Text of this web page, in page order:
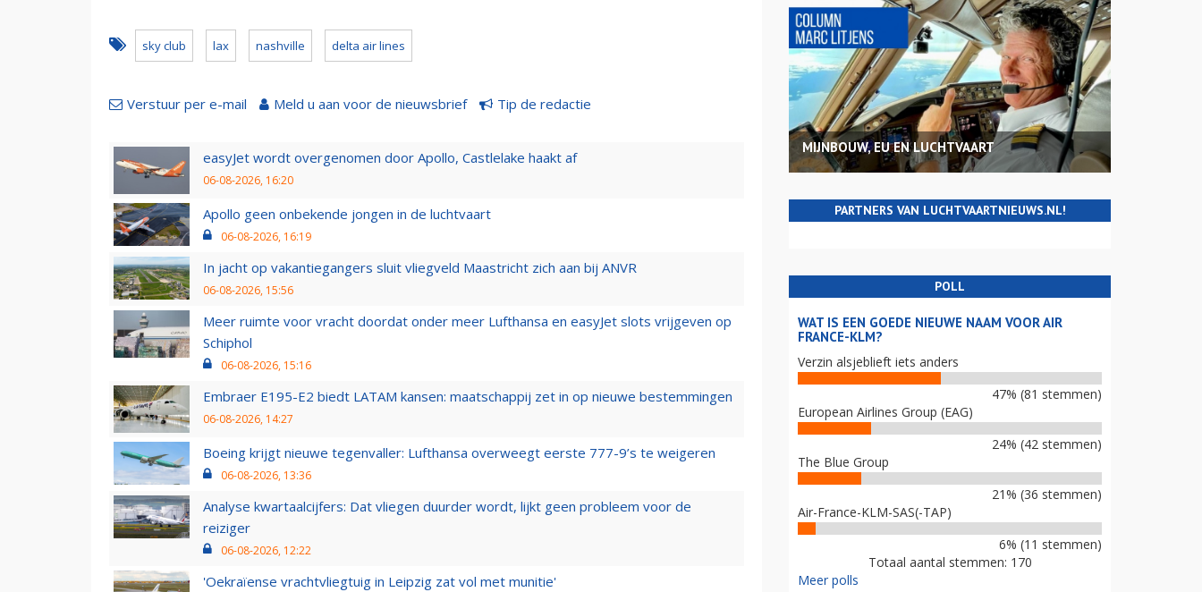
sky club lax nashville delta air lines
Verstuur per e-mail Meld u aan voor de nieuwsbrief Tip de redactie
easyJet wordt overgenomen door Apollo, Castlelake haakt af
06-08-2026, 16:20
Apollo geen onbekende jongen in de luchtvaart
06-08-2026, 16:19
In jacht op vakantiegangers sluit vliegveld Maastricht zich aan bij ANVR
06-08-2026, 15:56
Meer ruimte voor vracht doordat onder meer Lufthansa en easyJet slots vrijgeven op
Schiphol
06-08-2026, 15:16
Embraer E195-E2 biedt LATAM kansen: maatschappij zet in op nieuwe bestemmingen
06-08-2026, 14:27
Boeing krijgt nieuwe tegenvaller: Lufthansa overweegt eerste 777-9’s te weigeren
06-08-2026, 13:36
Analyse kwartaalcijfers: Dat vliegen duurder wordt, lijkt geen probleem voor de
reiziger
06-08-2026, 12:22
'Oekraïense vrachtvliegtuig in Leipzig zat vol met munitie'
MIJNBOUW, EU EN LUCHTVAART
PARTNERS VAN LUCHTVAARTNIEUWS.NL!
POLL
WAT IS EEN GOEDE NIEUWE NAAM VOOR AIR
FRANCE-KLM?
Verzin alsjeblieft iets anders
47% (81 stemmen)
European Airlines Group (EAG)
24% (42 stemmen)
The Blue Group
21% (36 stemmen)
Air-France-KLM-SAS(-TAP)
6% (11 stemmen)
Totaal aantal stemmen: 170
Meer polls